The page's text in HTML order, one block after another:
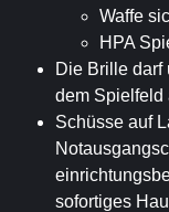
Waffe
HPA
Die Brille darf
dem Spielfeld
Schüsse auf
sofortiges